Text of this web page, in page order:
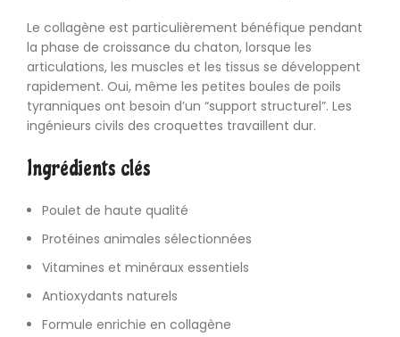
Le collagène est particulièrement bénéfique pendant
la phase de croissance du chaton, lorsque les
articulations, les muscles et les tissus se développent
rapidement. Oui, même les petites boules de poils
tyranniques ont besoin d’un “support structurel”. Les
ingénieurs civils des croquettes travaillent dur.
Ingrédients clés
Poulet de haute qualité
Protéines animales sélectionnées
Vitamines et minéraux essentiels
Antioxydants naturels
Formule enrichie en collagène